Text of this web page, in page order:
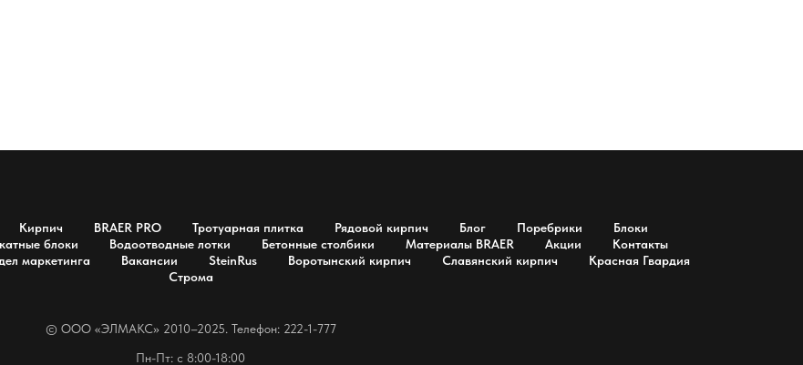
Кирпич BRAER PRO Тротуарная плитка Рядовой кирпич Блог Поребрики
Блоки
блоки Водоотводные лотки Бетонные столбики Материалы BRAER Акции
Контакты
маркетинга Вакансии SteinRus Воротынский кирпич Славянский кирпич
Красная Гвардия
Строма
© OOO «ЭЛМАКС» 2010–2025. Телефон: 222-1-777
Пн-Пт: с 8:00-18:00